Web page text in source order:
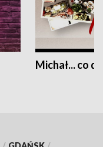
Michał... co